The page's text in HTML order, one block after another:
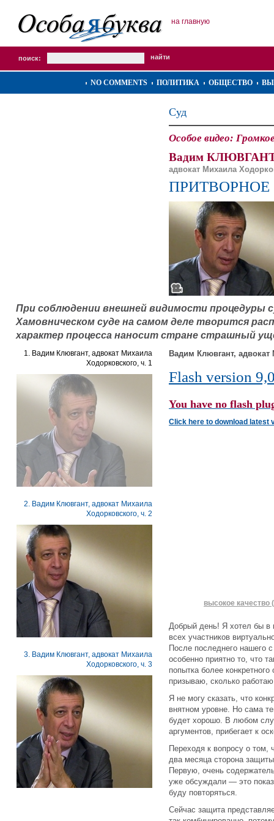
на главную
поиск:
NO COMMENTS ПОЛИТИКА ОБЩЕСТВО
Суд
Особое видео:
Вадим
адвокат Михаила
При соблюдении внешней видимости процедуры
Хамовническом суде на самом деле творится
характер процесса наносит стране страшный
1. Вадим Клювгант, адвокат Михаила
Ходорковского, ч. 1
2. Вадим Клювгант, адвокат Михаила
Ходорковского, ч. 2
3. Вадим Клювгант, адвокат Михаила
Ходорковского, ч. 3
Вадим Клювгант,
Flash version
You have no flash
Click here to download latest
высокое качество
Добрый день! Я хотел бы в
всех участников
После последнего нашего
особенно приятно то, что
попытка более
призываю, сколько
Я не могу сказать, что
внятном уровне. Но сама
будет хорошо. В любом
аргументов, прибегает к
Переходя к вопросу о том,
два месяца сторона
Первую, очень
уже обсуждали — это
буду повторяться.
Сейчас защита